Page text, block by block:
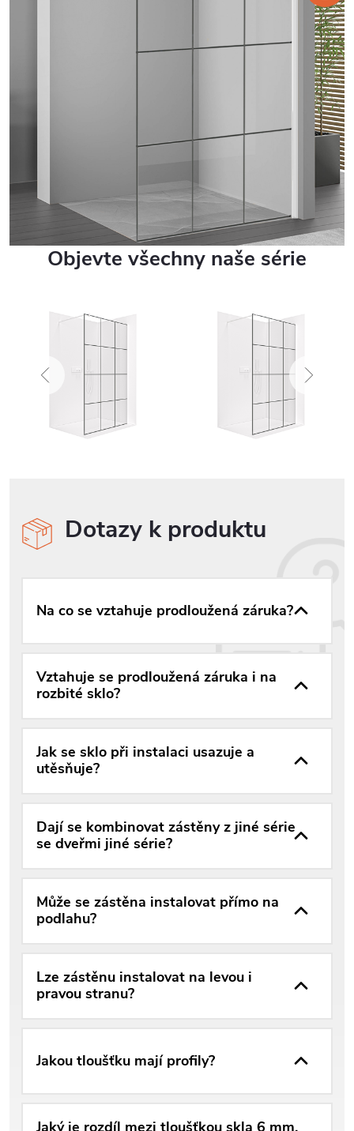
Objevte všechny naše série
Dotazy k produktu
Na co se vztahuje prodloužená záruka?
Vztahuje se prodloužená záruka i na
rozbité sklo?
Jak se sklo při instalaci usazuje a
utěsňuje?
Dají se kombinovat zástěny z jiné série
se dveřmi jiné série?
Může se zástěna instalovat přímo na
podlahu?
Lze zástěnu instalovat na levou i
pravou stranu?
Jakou tloušťku mají profily?